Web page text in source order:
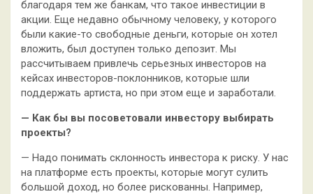
благодаря тем же банкам, что такое инвестиции в
акции. Еще недавно обычному человеку, у которого
были какие-то свободные деньги, которые он хотел
вложить, был доступен только депозит. Мы
рассчитываем привлечь серьезных инвесторов на
кейсах инвесторов-поклонников, которые шли
поддержать артиста, но при этом еще и заработали.
— Как бы вы посоветовали инвестору выбирать
проекты?
— Надо понимать склонность инвестора к риску. У нас
на платформе есть проекты, которые могут сулить
большой доход, но более рискованны. Например,